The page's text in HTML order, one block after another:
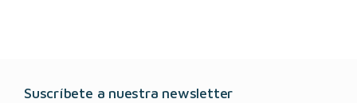
Suscríbete a nuestra newsletter